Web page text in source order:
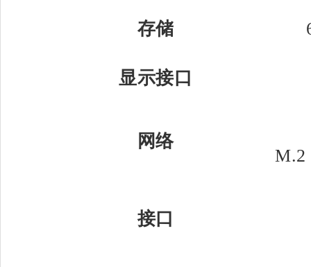
存储
显示接口
网络
M.2
接口